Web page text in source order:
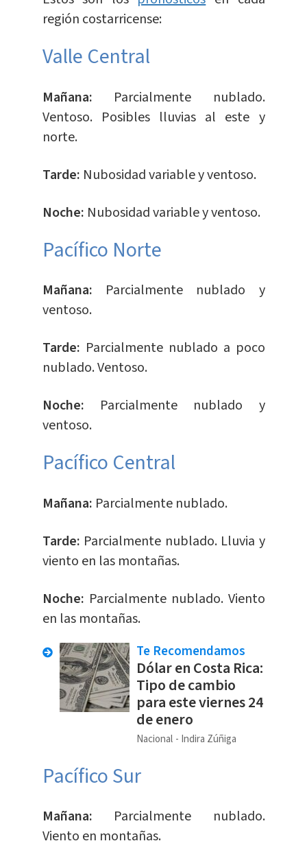
región costarricense:
Valle Central
Mañana: Parcialmente nublado.
Ventoso. Posibles lluvias al este y
norte.
Tarde: Nubosidad variable y ventoso.
Noche: Nubosidad variable y ventoso.
Pacífico Norte
Mañana: Parcialmente nublado y
ventoso.
Tarde: Parcialmente nublado a poco
nublado. Ventoso.
Noche: Parcialmente nublado y
ventoso.
Pacífico Central
Mañana: Parcialmente nublado.
Tarde: Parcialmente nublado. Lluvia y
viento en las montañas.
Noche: Parcialmente nublado. Viento
en las montañas.
Te Recomendamos
Dólar en Costa Rica:
Tipo de cambio
para este viernes 24
de enero
Nacional Indira Zúñiga
Pacífico Sur
Mañana: Parcialmente nublado.
Viento en montañas.